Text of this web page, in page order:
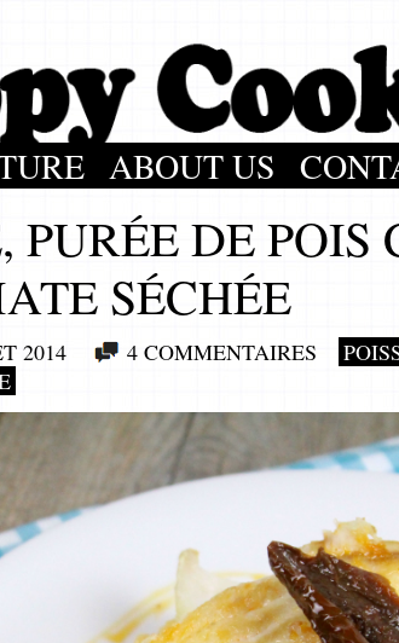
ABOUT US
DE POIS
SÉCHÉE
2014 4 COMMENTAIRES